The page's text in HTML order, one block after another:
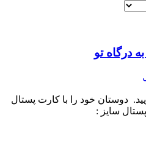
درگاه تو
‏دوستان خود را با کارت پستال
سایز :